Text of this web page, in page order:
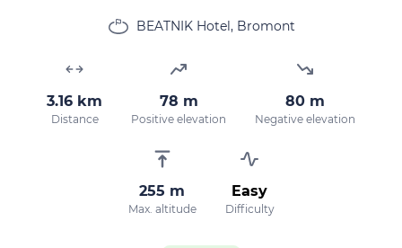
BEATNIK Hotel, Bromont
3.16 km
Distance
78 m
Positive elevation
80 m
Negative elevation
255 m
Max. altitude
Easy
Difficulty